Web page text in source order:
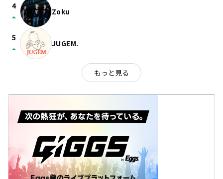
4
arrow_drop_up Zoku
5
arrow_drop_up JUGEM.
もっと見る